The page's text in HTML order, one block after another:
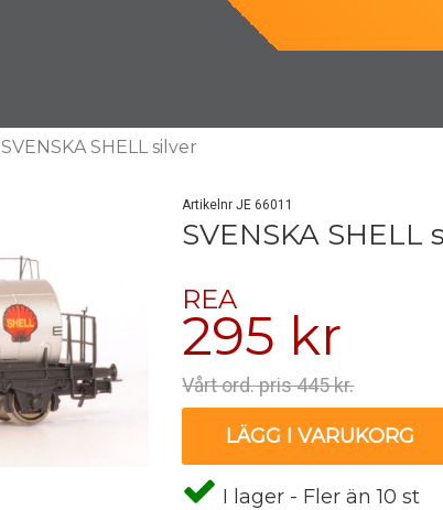
SVENSKA SHELL silver
Artikelnr JE 66011
SVENSKA SHELL
REA
295 kr
Vårt ord. pris 445 kr.
LÄGG I VARUKORG
I lager - Fler än 10 st